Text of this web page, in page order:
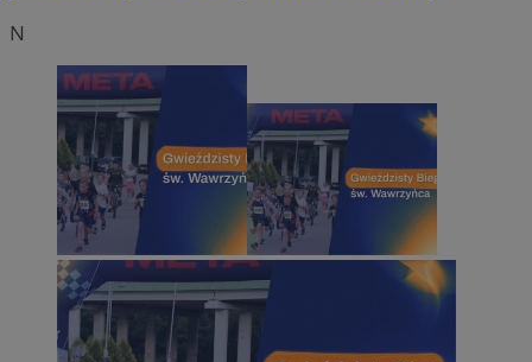
N